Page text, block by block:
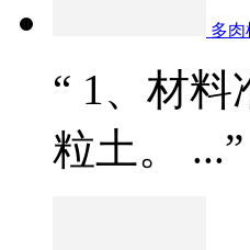
多肉
“ 1、材
粒土。 ...”